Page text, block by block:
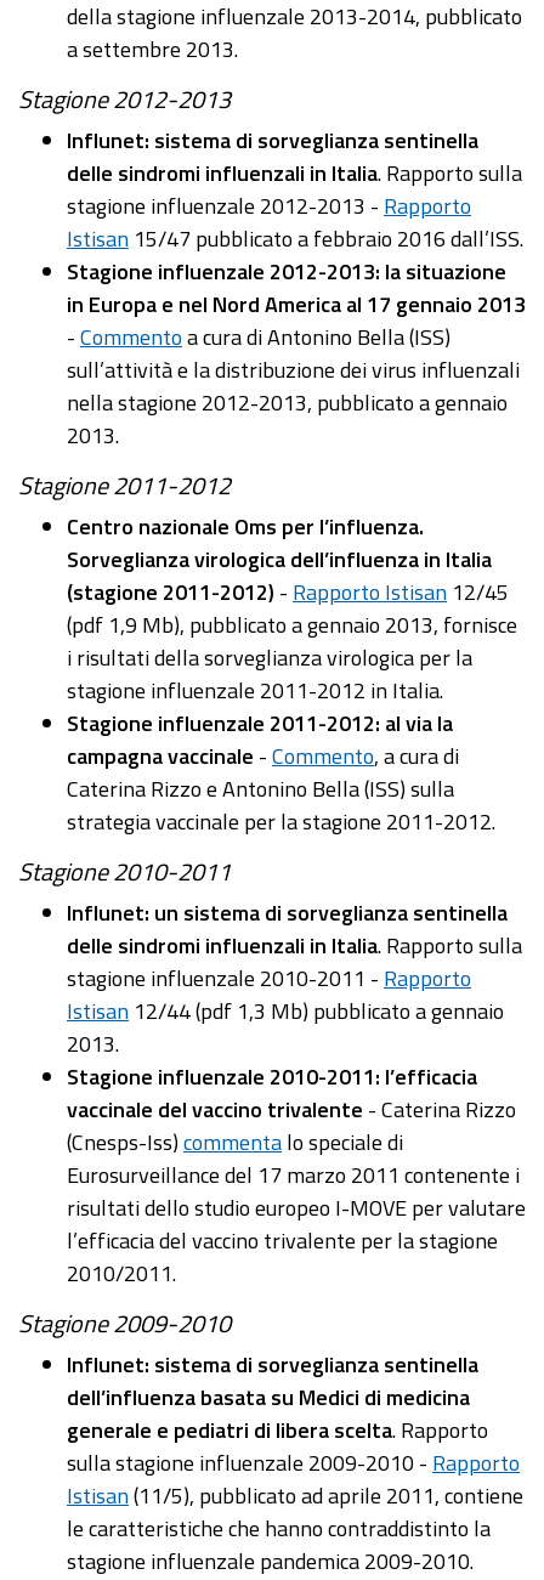
della stagione influenzale 2013-2014, pubblicato
a settembre 2013.
Stagione 2012-2013
Influnet: sistema di sorveglianza sentinella
delle sindromi influenzali in Italia. Rapporto sulla
stagione influenzale 2012-2013 - Rapporto
Istisan 15/47 pubblicato a febbraio 2016 dall’ISS.
Stagione influenzale 2012-2013: la situazione
in Europa e nel Nord America al 17 gennaio 2013
-Commentoa cura di Antonino Bella (ISS)
sull’attività e la distribuzione dei virus influenzali
nella stagione 2012-2013, pubblicato a gennaio
2013.
Stagione 2011-2012
Centro nazionale Oms per l’influenza.
Sorveglianza virologica dell’influenza in Italia
(stagione 2011-2012) - Rapporto Istisan 12/45
(pdf 1,9 Mb), pubblicato a gennaio 2013, fornisce
i risultati della sorveglianza virologica per la
stagione influenzale 2011-2012 in Italia.
Stagione influenzale 2011-2012: al via la
campagna vaccinale -Commento, a cura di
Caterina Rizzo e Antonino Bella (ISS) sulla
strategia vaccinale per la stagione 2011-2012.
Stagione 2010-2011
Influnet: un sistema di sorveglianza sentinella
delle sindromi influenzali in Italia. Rapporto sulla
stagione influenzale 2010-2011 - Rapporto
Istisan 12/44 (pdf 1,3 Mb) pubblicato a gennaio
2013.
Stagione influenzale 2010-2011: l’efficacia
vaccinale del vaccino trivalente - Caterina Rizzo
(Cnesps-Iss)commentalo speciale di
Eurosurveillance del 17 marzo 2011 contenente i
risultati dello studio europeo I-MOVE per valutare
l’efficacia del vaccino trivalente per la stagione
2010/2011.
Stagione 2009-2010
Influnet: sistema di sorveglianza sentinella
dell’influenza basata su Medici di medicina
generale e pediatri di libera scelta. Rapporto
sulla stagione influenzale 2009-2010 - Rapporto
Istisan(11/5), pubblicato ad aprile 2011, contiene
le caratteristiche che hanno contraddistinto la
stagione influenzale pandemica 2009-2010.